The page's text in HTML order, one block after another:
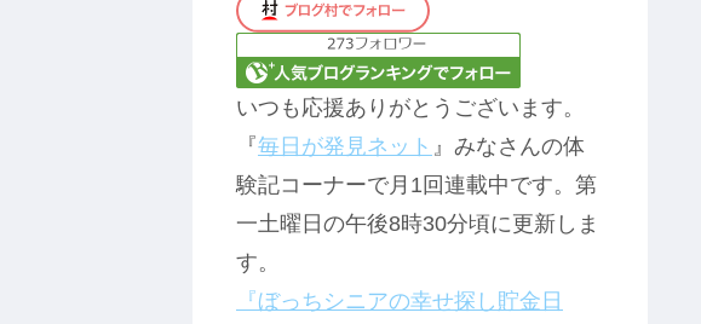
いつも応援ありがとうございます。
『毎日が発見ネット 』みなさんの体
験記コーナーで月1回連載中です。第
一土曜日の午後8時30分頃に更新しま
す。
『ぼっちシニアの幸せ探し貯金日